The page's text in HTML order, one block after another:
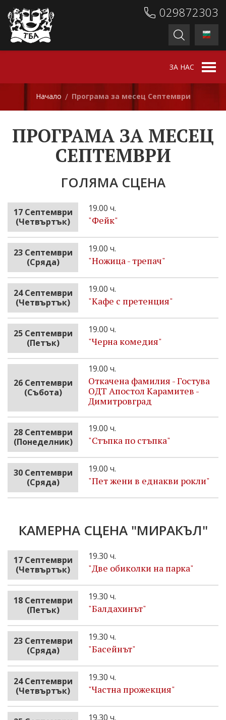
029872303
ЗА НАС
Начало / Програма за месец Септември
ПРОГРАМА ЗА МЕСЕЦ
СЕПТЕМВРИ
ГОЛЯМА СЦЕНА
17 Септември
(Четвъртък)
19.00 ч.
"Фейк"
23 Септември
(Сряда)
19.00 ч.
"Ножица - трепач"
24 Септември
(Четвъртък)
19.00 ч.
"Кафе с претенция"
25 Септември
(Петък)
19.00 ч.
"Черна комедия"
26 Септември
(Събота)
19.00 ч.
Откачена фамилия - Гостува
ОДТ Апостол Карамитев -
Димитровград
28 Септември
(Понеделник)
19.00 ч.
"Стъпка по стъпка"
30 Септември
(Сряда)
19.00 ч.
"Пет жени в еднакви рокли"
КАМЕРНА СЦЕНА "МИРАКЪЛ"
17 Септември
(Четвъртък)
19.30 ч.
"Две обиколки на парка"
18 Септември
(Петък)
19.30 ч.
"Бaлдахинът"
23 Септември
(Сряда)
19.30 ч.
"Басейнът"
24 Септември
(Четвъртък)
19.30 ч.
"Частна прожекция"
19.30 ч.